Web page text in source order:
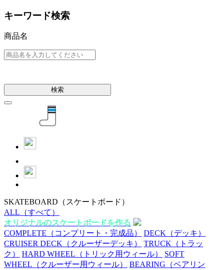
キーワード検索
商品名
検索
SKATEBOARD （スケートボード）
ALL （すべて）
オリジナルのスケートボードを作る
COMPLETE （コンプリート・完成品） DECK （デッキ）
CRUISER DECK （クルーザーデッキ） TRUCK （トラッ
ク）
HARD WHEEL （トリック用ウィール）
SOFT
WHEEL （クルーザー用ウィール） BEARING （ベアリン